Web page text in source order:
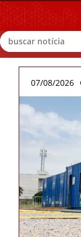
Buscar
07/08/2026